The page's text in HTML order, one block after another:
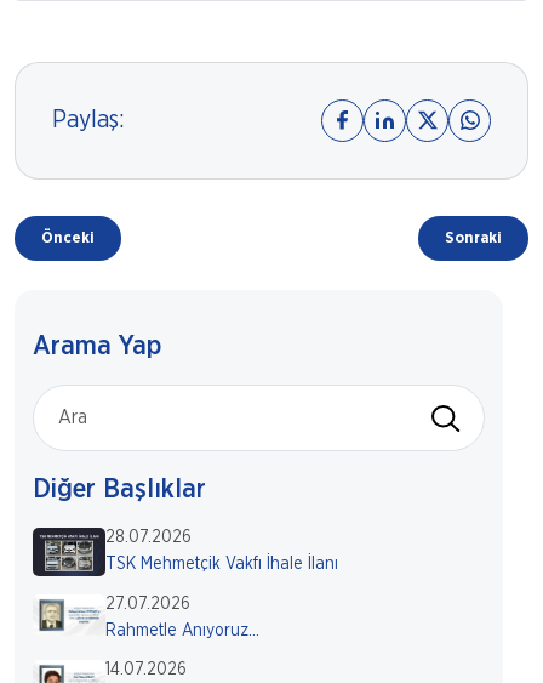
Paylaş:
Önceki Sonraki
Arama Yap
Diğer Başlıklar
28.07.2026
TSK Mehmetçik Vakfı İhale İlanı
27.07.2026
Rahmetle Anıyoruz...
14.07.2026